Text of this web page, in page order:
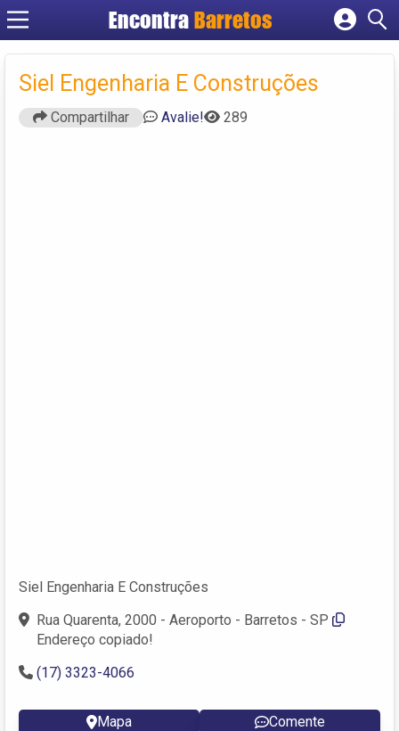
Encontra Barretos
Cadastrar empresa
Criar conta
Siel Engenharia E Construções
Compartilhar Avalie! 289
Siel Engenharia E Construções
Rua Quarenta, 2000 - Aeroporto - Barretos - SP
Endereço copiado!
(17) 3323-4066
Mapa Comente